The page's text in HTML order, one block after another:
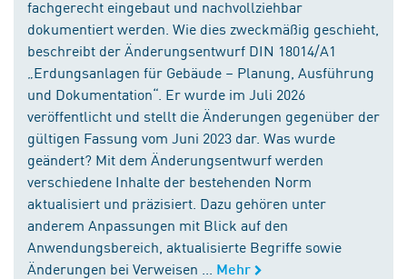
fachgerecht eingebaut und nachvollziehbar
dokumentiert werden. Wie dies zweckmäßig geschieht,
beschreibt der Änderungsentwurf DIN 18014/A1
„Erdungsanlagen für Gebäude – Planung, Ausführung
und Dokumentation“. Er wurde im Juli 2026
veröffentlicht und stellt die Änderungen gegenüber der
gültigen Fassung vom Juni 2023 dar. Was wurde
geändert? Mit dem Änderungsentwurf werden
verschiedene Inhalte der bestehenden Norm
aktualisiert und präzisiert. Dazu gehören unter
anderem Anpassungen mit Blick auf den
Anwendungsbereich, aktualisierte Begriffe sowie
Änderungen bei Verweisen ...
Mehr